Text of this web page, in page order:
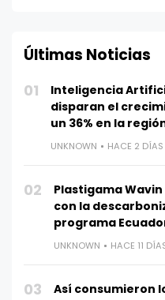
Últimas Noticias
01
Inteligencia
disparan el
un 36% en la
UNKNOWN HACE 2 DÍAS
02
Plastigama
con la
programa
UNKNOWN HACE 11
03
Así consumieron